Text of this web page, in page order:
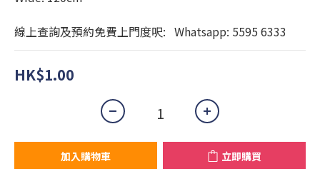
線上查詢及預約免費上門度呎:   Whatsapp: 5595 6333
HK$1.00
加入購物車 立即購買